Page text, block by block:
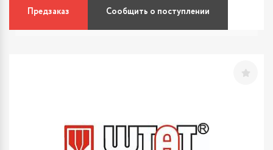
Предзаказ Сообщить о поступлении